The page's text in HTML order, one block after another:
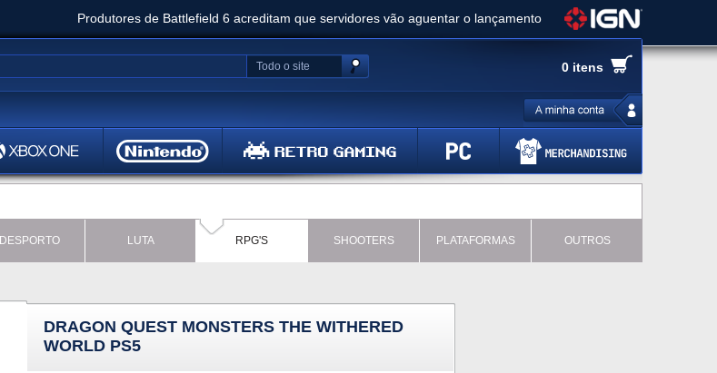
Produtores de Battlefield 6 acreditam que servidores vão aguentar o lançamento
Clair Obscur: Expedition 33 já vendeu 5 milhões de cópias e vai receber novo conteúdo
Ghost of Yotei - Análise
Metal Gear Solid Delta: Snake Eater - Análise
Bethesda anuncia livestream para o Fallout Day
0 itens
Todo o site
DESPORTO LUTA RPG'S SHOOTERS PLATAFORMAS OUTROS
DRAGON QUEST MONSTERS THE WITHERED
WORLD PS5